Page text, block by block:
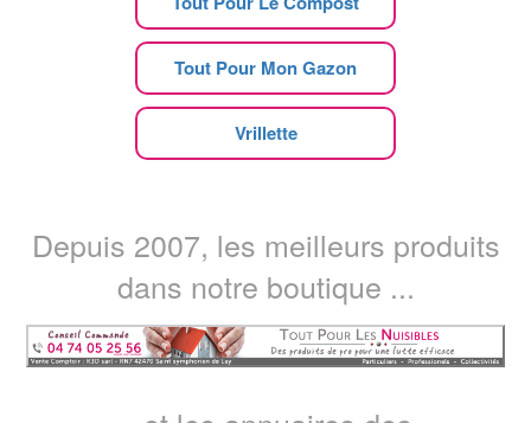
Tout Pour Mon Gazon
Vrillette
Depuis 2007, les meilleurs produits
dans notre boutique ...